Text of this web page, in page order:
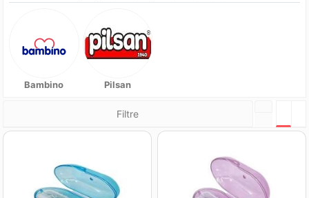
Bambino Pilsan
Filtre